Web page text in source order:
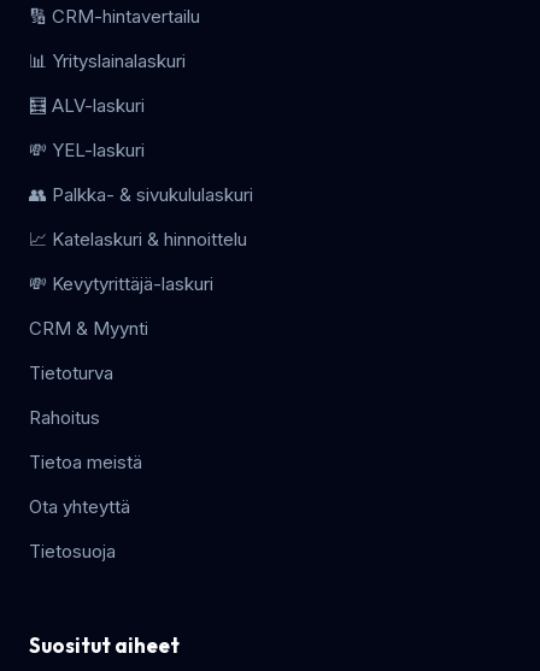
🔢 CRM-hintavertailu
📊 Yrityslainalaskuri
🧮 ALV-laskuri
💸 YEL-laskuri
👥 Palkka- & sivukululaskuri
📈 Katelaskuri & hinnoittelu
💸 Kevytyrittäjä-laskuri
CRM & Myynti
Tietoturva
Rahoitus
Tietoa meistä
Ota yhteyttä
Tietosuoja
Suositut aiheet